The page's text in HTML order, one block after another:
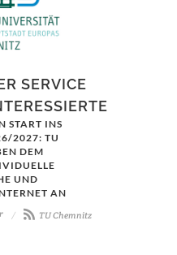
SERVICE
START INS
2027: TU
DEM
UND
AN
TU Chemnitz